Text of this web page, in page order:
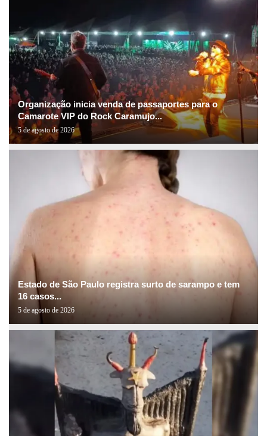
Organização inicia venda de passaportes para o
Camarote VIP do Rock Caramujo...
5 de agosto de 2026
Estado de São Paulo registra surto de sarampo e tem
16 casos...
5 de agosto de 2026